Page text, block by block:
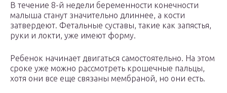
В течение 8-й недели беременности конечности
малыша станут значительно длиннее, а кости
затвердеют. Фетальные суставы, такие как запястья,
руки и локти, уже имеют форму.
Ребенок начинает двигаться самостоятельно. На этом
сроке уже можно рассмотреть крошечные пальцы,
хотя они все еще связаны мембраной, но они есть.